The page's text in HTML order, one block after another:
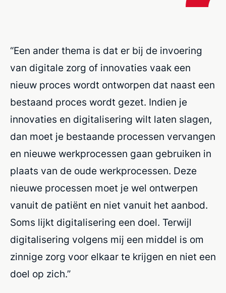
“Een ander thema is dat er bij de invoering
van digitale zorg of innovaties vaak een
nieuw proces wordt ontworpen dat naast een
bestaand proces wordt gezet. Indien je
innovaties en digitalisering wilt laten slagen,
dan moet je bestaande processen vervangen
en nieuwe werkprocessen gaan gebruiken in
plaats van de oude werkprocessen. Deze
nieuwe processen moet je wel ontwerpen
vanuit de patiënt en niet vanuit het aanbod.
Soms lijkt digitalisering een doel. Terwijl
digitalisering volgens mij een middel is om
zinnige zorg voor elkaar te krijgen en niet een
doel op zich.”